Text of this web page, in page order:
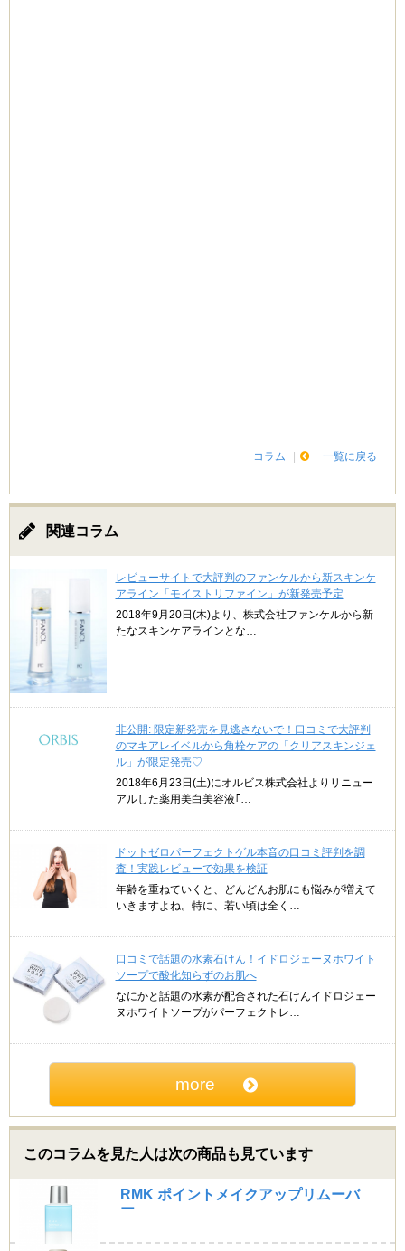
コラム 一覧に戻る
関連コラム
レビューサイトで大評判のファンケルから新スキンケ
アライン「モイストリファイン」が新発売予定
2018年9月20日(木)より、株式会社ファンケルから新
たなスキンケアラインとな…
非公開: 限定新発売を見逃さないで！口コミで大評判
のマキアレイベルから角栓ケアの「クリアスキンジェ
ル」が限定発売♡
2018年6月23日(土)にオルビス株式会社よりリニュー
アルした薬用美白美容液｢…
ドットゼロパーフェクトゲル本音の口コミ評判を調
査！実践レビューで効果を検証
年齢を重ねていくと、どんどんお肌にも悩みが増えて
いきますよね。特に、若い頃は全く…
口コミで話題の水素石けん！イドロジェーヌホワイト
ソープで酸化知らずのお肌へ
なにかと話題の水素が配合された石けんイドロジェー
ヌホワイトソープがパーフェクトレ…
more
このコラムを見た人は次の商品も見ています
RMK ポイントメイクアップリムーバ
ー